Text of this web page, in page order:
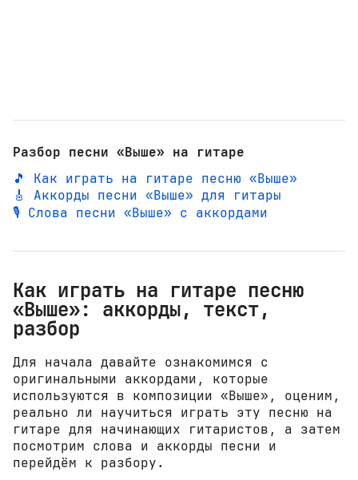
Разбор песни «Выше» на гитаре
🎵 Как играть на гитаре песню «Выше»
🎸 Аккорды песни «Выше» для гитары
🎙️ Слова песни «Выше» с аккордами
Как играть на гитаре песню
«Выше»: аккорды, текст,
разбор
Для начала давайте ознакомимся с
оригинальными аккордами, которые
используются в композиции «Выше», оценим,
реально ли научиться играть эту песню на
гитаре для начинающих гитаристов, а затем
посмотрим слова и аккорды песни и
перейдём к разбору.